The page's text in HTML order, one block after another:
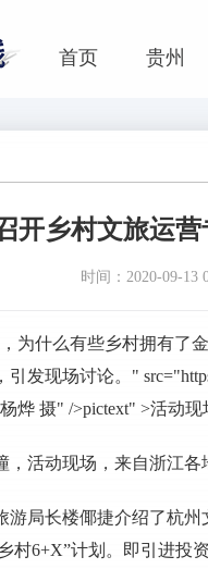
首页 贵州
开乡村文旅运
时间：2020-09-13
为什么有些乡村拥有了
发现场讨论。"
烨 摄" />pictext" >活动
，活动现场，来自浙江
游局长楼倻捷介绍了杭
村6+X”计划。即引进投